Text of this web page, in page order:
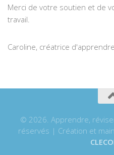
Merci de votre soutien et de
travail.
Caroline, créatrice
© 2026. Apprendre,
réservés | Création et